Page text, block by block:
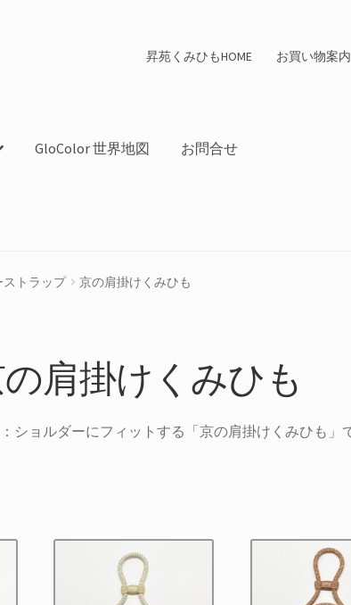
昇苑くみひもHOME お買い物案内
GloColor 世界地図 お問合せ
ストラップ 京の肩掛けくみひも
肩掛けくみひも
ショルダーにフィットする「京の肩掛けくみひも」